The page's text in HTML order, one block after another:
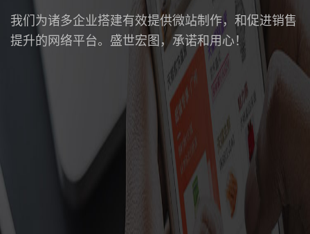
我们为诸多企业搭建有效提供微站制作，和促进销售
提升的网络平台。盛世宏图，承诺和用心！